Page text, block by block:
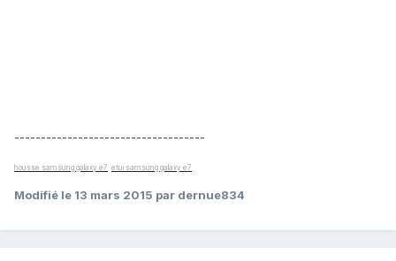
------------------------------------
housse samsung galaxy e7 etui samsung galaxy e7
Modifié le 13 mars 2015 par dernue834